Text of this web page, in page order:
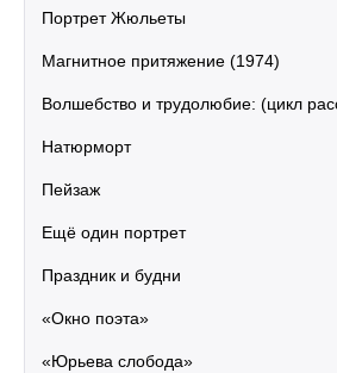
Портрет Жюльеты
Магнитное притяжение (1974)
Волшебство и трудолюбие: (цикл
Натюрморт
Пейзаж
Ещё один портрет
Праздник и будни
«Окно поэта»
«Юрьева слобода»